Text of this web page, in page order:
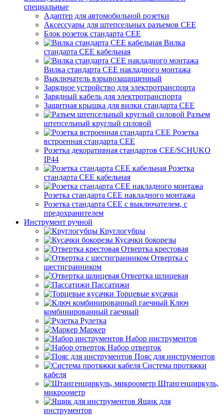
специальные
Адаптер для автомобильной розетки
Аксессуары для штепсельных разъемов CEE
Блок розеток стандарта CEE
Вилка
стандарта CEE кабельная
Вилка стандарта CEE накладного монтажа
Выключатель взрывозащищенный
Зарядное устройство для электротранспорта
Зарядный кабель для электротранспорта
Защитная крышка для вилки стандарта CEE
Разъем
штепсельный круглый силовой
Розетка
встроенная стандарта CEE
Розетка декоративная стандартов CEE/SCHUKO
IP44
Розетка
стандарта СЕЕ кабельная
Розетка стандарта СЕЕ накладного монтажа
Розетка стандарта СЕЕ с выключателем, с
предохранителем
Инструмент ручной
Круглогубцы
Кусачки бокорезы
Отвертка крестовая
Отвертка с
шестигранником
Отвертка шлицевая
Пассатижи
Торцевые кусачки
Ключ
комбинированный гаечный
Рулетка
Маркер
Набор инструментов
Набор отверток
Пояс для инструментов
Система протяжки
кабеля
Штангенциркуль,
микроометр
Ящик для
инструментов